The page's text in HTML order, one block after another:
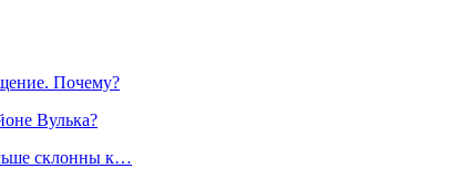
Почему?
Вулька?
склонны к…